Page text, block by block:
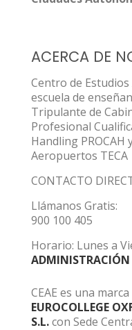
ACERCA DE
Centro de
escuela de
Tripulante de
Profesional
Handling PROCAH
Aeropuertos TECA
CONTACTO
Llámanos Gratis:
900 100 405
Horario: Lunes a
ADMINISTRACIÓN
CEAE es una
EUROCOLLEGE
S.L.con Sede